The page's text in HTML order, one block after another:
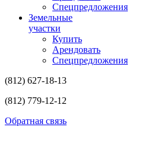
Спецпредложения
Земельные
участки
Купить
Арендовать
Спецпредложения
(812) 627-18-13
(812) 779-12-12
Обратная связь